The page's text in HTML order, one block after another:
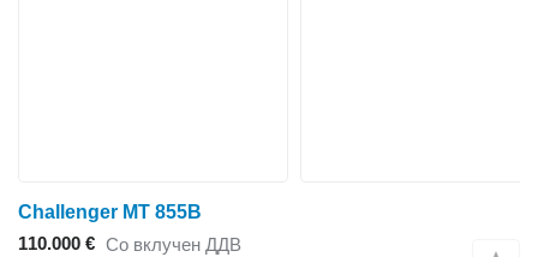
Challenger MT 855B
110.000 € Со вклучен ДДВ